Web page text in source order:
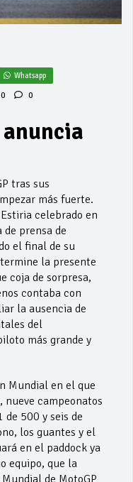
Whatsapp
0 0
tras sus
más fuerte.
celebrado en
prensa de
el final de su
la presente
coja de sorpresa,
contaba con
la ausencia de
del
más grande y
Mundial en el que
nueve campeonatos
de 500 y seis de
los guantes y el
en el paddock ya
equipo, que la
de MotoGP